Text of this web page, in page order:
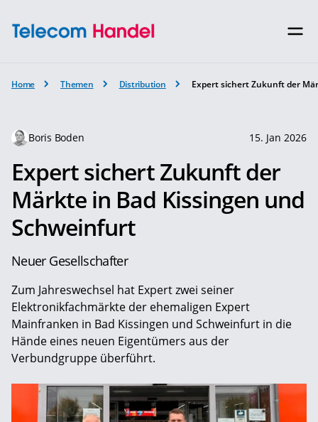
Home Themen Distribution Expert sichert Zukunft der
Boris Boden 15. Jan 2026
Expert sichert Zukunft der
Märkte in Bad Kissingen und
Schweinfurt
Neuer Gesellschafter
Zum Jahreswechsel hat Expert zwei seiner
Elektronikfachmärkte der ehemaligen Expert
Mainfranken in Bad Kissingen und Schweinfurt in die
Hände eines neuen Eigentümers aus der
Verbundgruppe überführt.